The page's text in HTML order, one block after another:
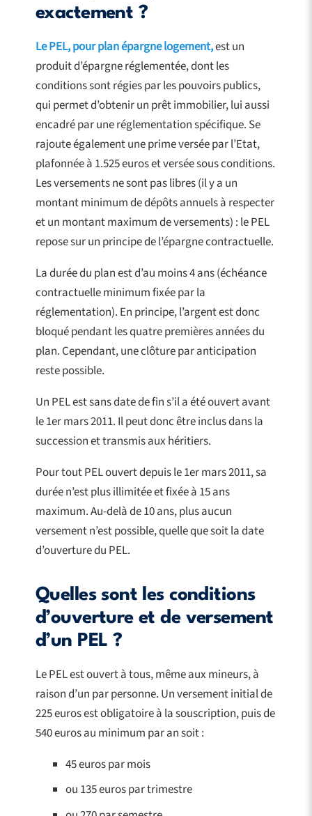
exactement ?
Le PEL, pour plan épargne logement,est un
produit d’épargne réglementée, dont les
conditions sont régies par les pouvoirs publics,
qui permet d’obtenir un prêt immobilier, lui aussi
encadré par une réglementation spécifique. Se
rajoute également une prime versée par l’Etat,
plafonnée à 1.525 euros et versée sous conditions.
Les versements ne sont pas libres (il y a un
montant minimum de dépôts annuels à respecter
et un montant maximum de versements) : le PEL
repose sur un principe de l’épargne contractuelle.
La durée du plan est d’au moins 4 ans (échéance
contractuelle minimum fixée par la
réglementation). En principe, l’argent est donc
bloqué pendant les quatre premières années du
plan. Cependant, une clôture par anticipation
reste possible.
Un PEL est sans date de fin s’il a été ouvert avant
le 1er mars 2011. Il peut donc être inclus dans la
succession et transmis aux héritiers.
Pour tout PEL ouvert depuis le 1er mars 2011, sa
durée n’est plus illimitée et fixée à 15 ans
maximum. Au-delà de 10 ans, plus aucun
versement n’est possible, quelle que soit la date
d’ouverture du PEL.
Quelles sont les conditions
d’ouverture et de versement
d’un PEL ?
Le PEL est ouvert à tous, même aux mineurs, à
raison d’un par personne. Un versement initial de
225 euros est obligatoire à la souscription, puis de
540 euros au minimum par an soit :
45 euros par mois
ou 135 euros par trimestre